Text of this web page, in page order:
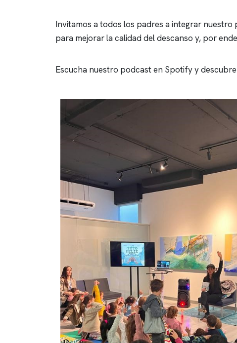
Invitamos a todos los padres a integrar nuestro
para mejorar la calidad del descanso y, por
Escucha nuestro podcast en Spotify y